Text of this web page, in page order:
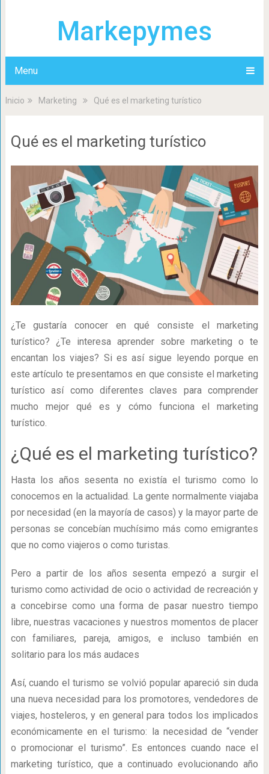
Markepymes
Menu
Inicio Marketing Qué es el marketing turístico
Qué es el marketing turístico
¿Te gustaría conocer en qué consiste el marketing
turístico? ¿Te interesa aprender sobre marketing o te
encantan los viajes? Si es así sigue leyendo porque en
este artículo te presentamos en que consiste el marketing
turístico así como diferentes claves para comprender
mucho mejor qué es y cómo funciona el marketing
turístico.
¿Qué es el marketing turístico?
Hasta los años sesenta no existía el turismo como lo
conocemos en la actualidad. La gente normalmente viajaba
por necesidad (en la mayoría de casos) y la mayor parte de
personas se concebían muchísimo más como emigrantes
que no como viajeros o como turistas.
Pero a partir de los años sesenta empezó a surgir el
turismo como actividad de ocio o actividad de recreación y
a concebirse como una forma de pasar nuestro tiempo
libre, nuestras vacaciones y nuestros momentos de placer
con familiares, pareja, amigos, e incluso también en
solitario para los más audaces
Así, cuando el turismo se volvió popular apareció sin duda
una nueva necesidad para los promotores, vendedores de
viajes, hosteleros, y en general para todos los implicados
económicamente en el turismo: la necesidad de “vender
o promocionar el turismo”. Es entonces cuando nace el
marketing turístico, que a continuado evolucionando año